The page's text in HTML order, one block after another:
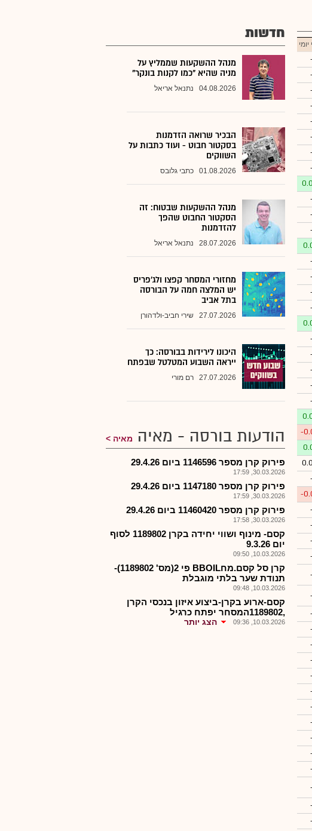
יומי
-
-
חדשות
מנהל ההשקעות שממליץ על
מניה שהיא "כמו לקנות בונקר"
04.08.2026 נתנאל אריאל
הבכיר שרואה הזדמנות
בסקטור חבוט - ועוד כתבות על
השווקים
01.08.2026 כתבי גלובס
מנהל ההשקעות שבטוח: זה
הסקטור החבוט שהפך
להזדמנות
28.07.2026 נתנאל אריאל
מחזורי המסחר קפצו ולג'פריס
יש המלצה חמה על הבורסה
בתל אביב
27.07.2026 שירי חביב-ולדהורן
היכונו לירידות בבורסה: כך
ייראה השבוע המטלטל שבפתח
27.07.2026 רם מורי
הודעות בורסה - מאיה מאיה
פירוק קרן מספר 1146596 ביום 29.4.26
30.03.2026, 17:59
פירוק קרן מספר 1147180 ביום 29.4.26
30.03.2026, 17:59
פירוק קרן מספר 11460420 ביום 29.4.26
30.03.2026, 17:58
קסם- מינוף ושווי יחידה בקרן 1189802 לסוף
יום 9.3.26
10.03.2026, 09:50
קרן סל קסם.מחBBOIL פי 2(מס' 1189802)-
תנודת שער בלתי מוגבלת
10.03.2026, 09:48
קסם-ארוע בקרן-ביצוע איזון בנכסי הקרן
,1189802המסחר יפתח כרגיל
10.03.2026, 09:36 הצג יותר